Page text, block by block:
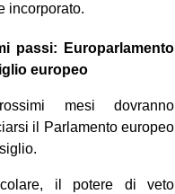
incorporato.
passi: Europarlamento
europeo
mesi dovranno
il Parlamento europeo
il potere di veto